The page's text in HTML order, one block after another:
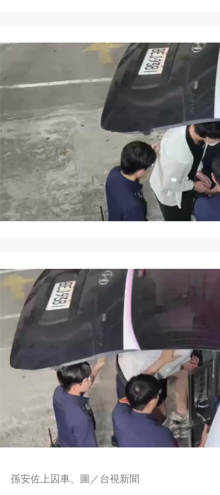
孫安佐上囚車。圖／台視新聞